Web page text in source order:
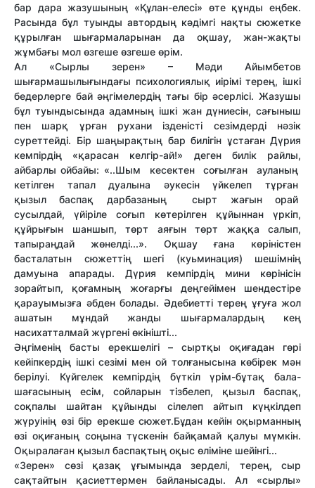
бар дара жазушының «Құлан-елесі» өте құнды еңбек.
Расында бұл туынды автордың кәдімгі нақты сюжетке
құрылған шығармаларынан да оқшау, жан-жақты
жұмбағы мол өзгеше өзгеше өрім.
Ал «Сырлы зерен» – Мәди Айымбетов
шығармашылығындағы психологиялық иірімі терең, ішкі
бедерлерге бай әңгімелердің тағы бір әсерлісі. Жазушы
бұл туындысында адамның ішкі жан дүниесін, сағыныш
пен шарқ ұрған рухани ізденісті сезімдерді нәзік
суреттейді. Бір шаңырақтың бар билігін ұстаған Дүрия
кемпірдің «қарасан келгір-ай!» деген билік райлы,
айбарлы ойбайы: «..Шым кесектен соғылған ауланың
кетілген тапал дуалына әукесін үйкелеп тұрған
қызыл баспақ дарбазаның сырт жағын орай
сусылдай, үйіріле соғып көтерілген құйыннан үркіп,
құйрығын шаншып, төрт аяғын төрт жаққа салып,
тапыраңдай жөнелді...». Оқшау ғана көріністен
басталатын сюжеттің шегі (куьминация) шешімнің
дамуына апарады. Дүрия кемпірдің мини көрінісін
зорайтып, қоғамның жоғарғы деңгейімен шендестіре
қарауымызға әбден болады. Әдебиетті терең ұғуға жол
ашатын мұндай жанды шығармалардың кең
насихатталмай жүргені өкінішті...
Әңгіменің басты ерекшелігі – сыртқы оқиғадан гөрі
кейіпкердің ішкі сезімі мен ой толғанысына көбірек мән
берілуі. Күйгелек кемпірдің бүткіл үрім-бұтақ бала-
шағасының есім, сойларын тізбелеп, қызыл баспақ,
соқпалы шайтан құйынды сілелеп айтып күңкілдеп
жүруінің өзі бір ерекше сюжет.Бұдан кейін оқырманның
өзі оқиғаның соңына түскенін байқамай қалуы мүмкін.
Оқыралаған қызыл баспақтың оқыс өліміне шейінгі...
«Зерен» сөзі қазақ ұғымында зерделі, терең, сыр
сақтайтын қасиеттермен байланысады. Ал «сырлы»